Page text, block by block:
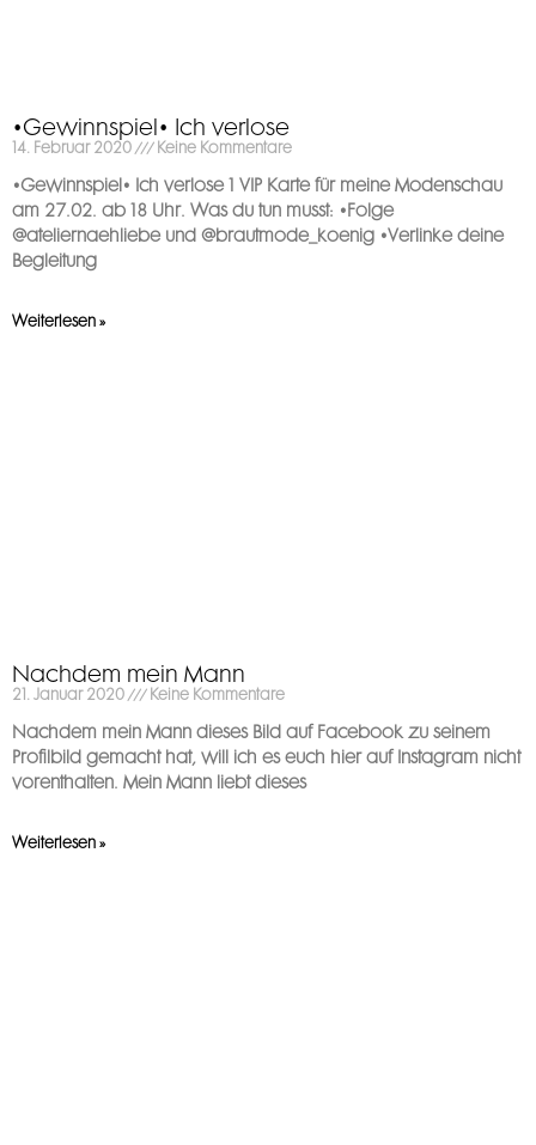
•Gewinnspiel• Ich verlose
14. Februar 2020 Keine Kommentare
•Gewinnspiel• Ich verlose 1 VIP Karte für meine Modenschau
am 27.02. ab 18 Uhr. Was du tun musst: •Folge
@ateliernaehliebe und @brautmode_koenig •Verlinke deine
Begleitung
Weiterlesen »
Nachdem mein Mann
21. Januar 2020 Keine Kommentare
Nachdem mein Mann dieses Bild auf Facebook zu seinem
Profilbild gemacht hat, will ich es euch hier auf Instagram nicht
vorenthalten. Mein Mann liebt dieses
Weiterlesen »